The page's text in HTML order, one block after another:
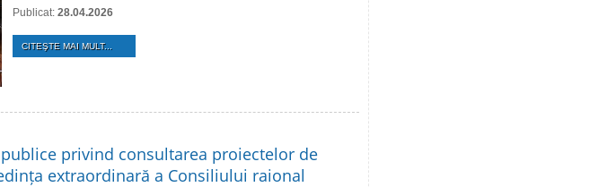
Publicat: 28.04.2026
CITEŞTE MAI MULT...
privind consultarea proiectelor de
extraordinară a Consiliului raional